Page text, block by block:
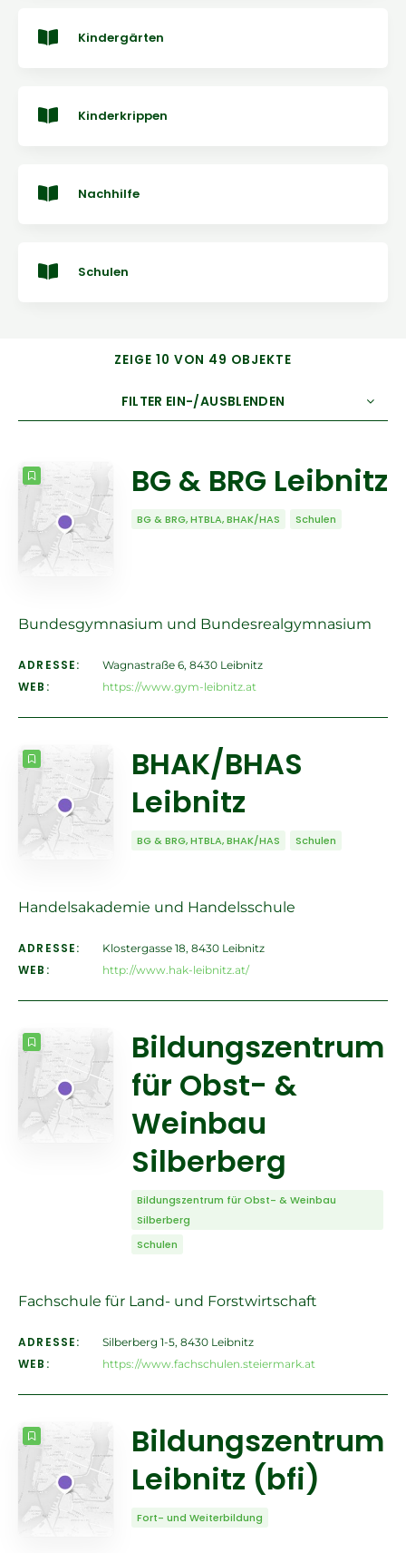
Kindergärten
Kinderkrippen
Nachhilfe
Schulen
ZEIGE 10 VON 49 OBJEKTE
FILTER EIN-/AUSBLENDEN
BG & BRG Leibnitz
BG & BRG, HTBLA, BHAK/HAS Schulen
Bundesgymnasium und Bundesrealgymnasium
ADRESSE: Wagnastraße 6, 8430 Leibnitz
WEB: https://www.gym-leibnitz.at
BHAK/BHAS
Leibnitz
BG & BRG, HTBLA, BHAK/HAS Schulen
Handelsakademie und Handelsschule
ADRESSE: Klostergasse 18, 8430 Leibnitz
WEB: http://www.hak-leibnitz.at/
Bildungszentrum
für Obst- &
Weinbau
Silberberg
Bildungszentrum für Obst- & Weinbau
Silberberg
Schulen
Fachschule für Land- und Forstwirtschaft
ADRESSE: Silberberg 1-5, 8430 Leibnitz
WEB: https://www.fachschulen.steiermark.at
Bildungszentrum
Leibnitz (bfi)
Fort- und Weiterbildung